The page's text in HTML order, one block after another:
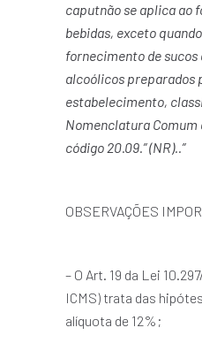
caputnão se aplica ao
bebidas, exceto
fornecimento de sucos
alcoólicos preparados
estabelecimento,
Nomenclatura Comum
código 20.09.” (NR)..”
OBSERVAÇÕES
– O Art. 19 da Lei
ICMS) trata das
alíquota de 12%;